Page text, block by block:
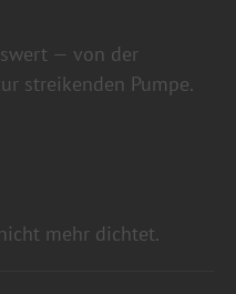
— von der
streikenden Pumpe.
mehr dichtet.